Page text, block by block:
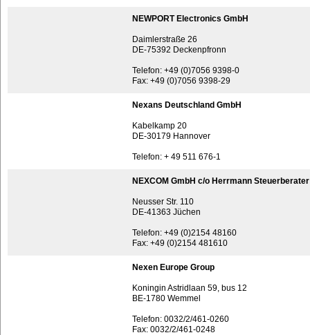
NEWPORT Electronics GmbH
Daimlerstraße 26
DE-75392 Deckenpfronn
Telefon: +49 (0)7056 9398-0
Fax: +49 (0)7056 9398-29
Nexans Deutschland GmbH
Kabelkamp 20
DE-30179 Hannover
Telefon: + 49 511 676-1
NEXCOM GmbH c/o Herrmann Steuerberater
Neusser Str. 110
DE-41363 Jüchen
Telefon: +49 (0)2154 48160
Fax: +49 (0)2154 481610
Nexen Europe Group
Koningin Astridlaan 59, bus 12
BE-1780 Wemmel
Telefon: 0032/2/461-0260
Fax: 0032/2/461-0248